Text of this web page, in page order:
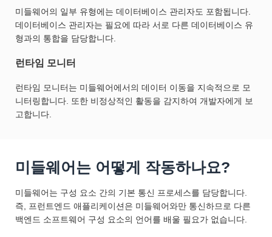
미들웨어의 일부 유형에는 데이터베이스 관리자도 포함됩니다.
데이터베이스 관리자는 필요에 따라 서로 다른 데이터베이스 유
형과의 통합을 담당합니다.
런타임 모니터
런타임 모니터는 미들웨어에서의 데이터 이동을 지속적으로 모
니터링합니다. 또한 비정상적인 활동을 감지하여 개발자에게 보
고합니다.
미들웨어는 어떻게 작동하나요?
미들웨어는 구성 요소 간의 기본 통신 프로세스를 담당합니다.
즉, 프런트엔드 애플리케이션은 미들웨어와만 통신하므로 다른
백엔드 소프트웨어 구성 요소의 언어를 배울 필요가 없습니다.